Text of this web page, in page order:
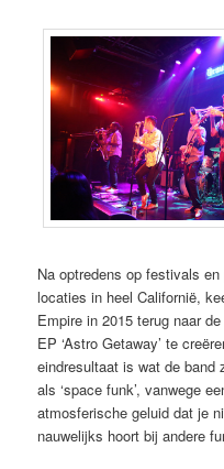
Na optredens op festivals en
locaties in heel Californië,
Empire in 2015 terug naar
EP ‘Astro Getaway’ te
eindresultaat is wat de band
als ‘space funk’, vanwege
atmosferische geluid dat je
nauwelijks hoort bij andere